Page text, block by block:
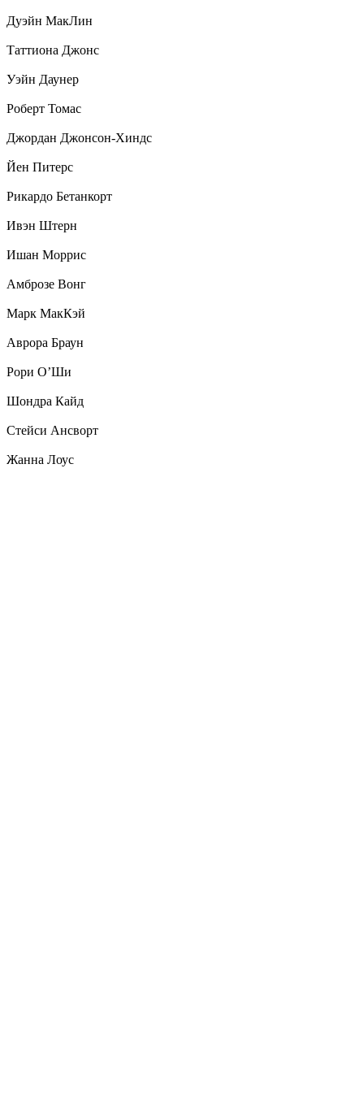
Дуэйн МакЛин
Таттиона Джонс
Уэйн Даунер
Роберт Томас
Джордан Джонсон-Хиндс
Йен Питерс
Рикардо Бетанкорт
Ивэн Штерн
Ишан Моррис
Амброзе Вонг
Марк МакКэй
Аврора Браун
Рори О’Ши
Шондра Кайд
Стейси Ансворт
Жанна Лоус